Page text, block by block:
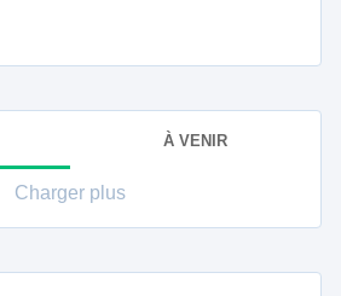
À VENIR
Charger plus